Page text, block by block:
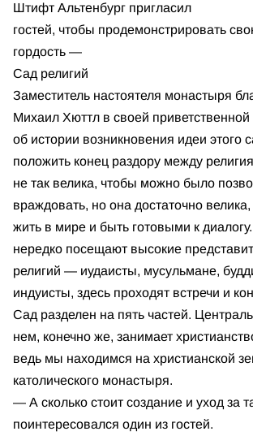
Штифт Альтенбург пригласил
гостей, чтобы продемонстрировать
гордость —
Сад религий
Заместитель настоятеля монастыря
Михаил Хюттл в своей приветственной
об истории возникновения идеи этого
положить конец раздору между
не так велика, чтобы можно было
враждовать, но она достаточно
жить в мире и быть готовыми к
нередко посещают высокие
религий — иудаисты, мусульмане,
индуисты, здесь проходят встречи и
Сад разделен на пять частей.
нем, конечно же, занимает
ведь мы находимся на христианской
католического монастыря.
— А сколько стоит создание и уход за
поинтересовался один из гостей.